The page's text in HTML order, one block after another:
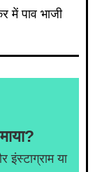
में पाव भाजी
या